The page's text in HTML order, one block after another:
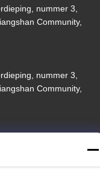
nummer 3,
Community,
nummer 3,
Community,